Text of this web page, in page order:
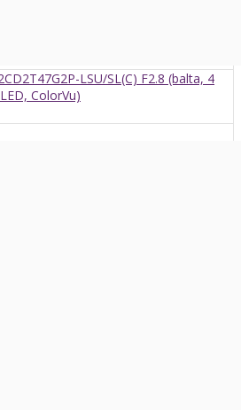
LSU/SL(C) F2.8 (balta, 4
ColorVu)